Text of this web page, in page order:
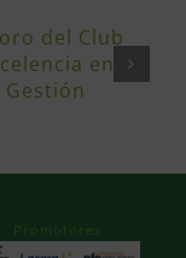
Promotores